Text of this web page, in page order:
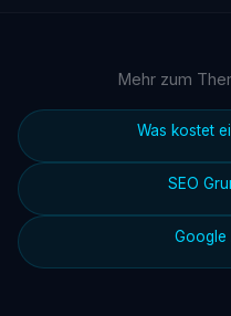
Mehr zum
Was kostet
SEO
Google